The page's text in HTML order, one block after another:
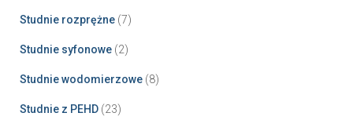
Studnie rozprężne (7)
Studnie syfonowe (2)
Studnie wodomierzowe (8)
Studnie z PEHD (23)